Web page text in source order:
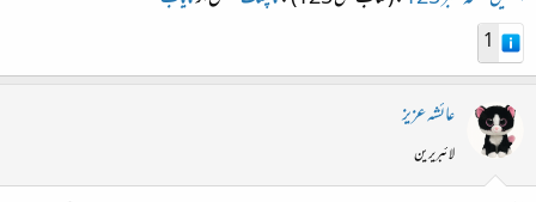
1
عائشہ عزیز
لائبریرین